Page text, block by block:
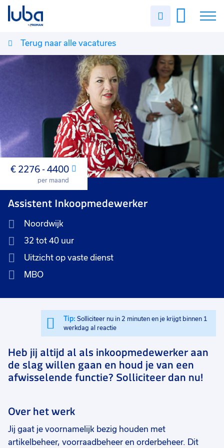
Uren
Vacatures
Voor werkgevers
Contact
Terug naar alle vacatures
Maand
€ 2276 - 4400
per maand
Assistent Inkoopmedewerker
Noordwijk
32 tot 40 uur
Uitzicht op vaste dienst
MBO
Tip: Solliciteer nu in 2 minuten en je krijgt binnen 1
werkdag al reactie
Heb jij altijd al als inkoopmedewerker aan
de slag willen gaan en houd je van een
afwisselende functie? Solliciteer dan nu!
Over het werk
Jij gaat je voornamelijk bezig houden met
artikelbeheer, voorraadbeheer en orderbeheer. Dit